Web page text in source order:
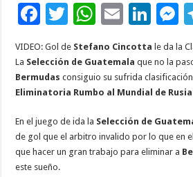
F
ac
e
b
o
o
k
T
wi
tt
er
W
at
sA
p
p
E
ai
l
Li
n
k
e
dI
n
es
n
g
VIDEO: Gol de Stefano Cincotta le da la
La Selección de Guatemala que no la
Bermudas consiguio su sufrida
Eliminatoria Rumbo al Mundial de Rusia
En el juego de ida la Selección de
de gol que el arbitro invalido por lo que en
que hacer un gran trabajo para eliminar a
este sueño.